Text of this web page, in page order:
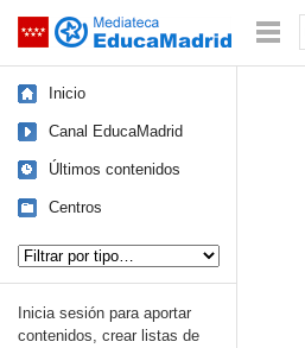
Saltar navegación
Inicio
Canal EducaMadrid
Últimos contenidos
Centros
Inicia sesión para aportar
contenidos, crear listas de